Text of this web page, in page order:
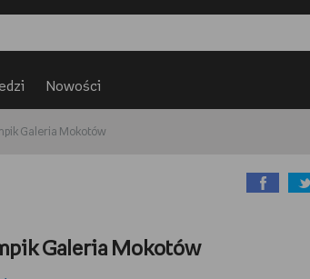
Nowości
Galeria Mokotów
Galeria Mokotów